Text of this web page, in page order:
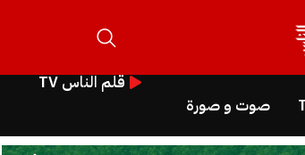
صوت و صورة
قلم الناس TV